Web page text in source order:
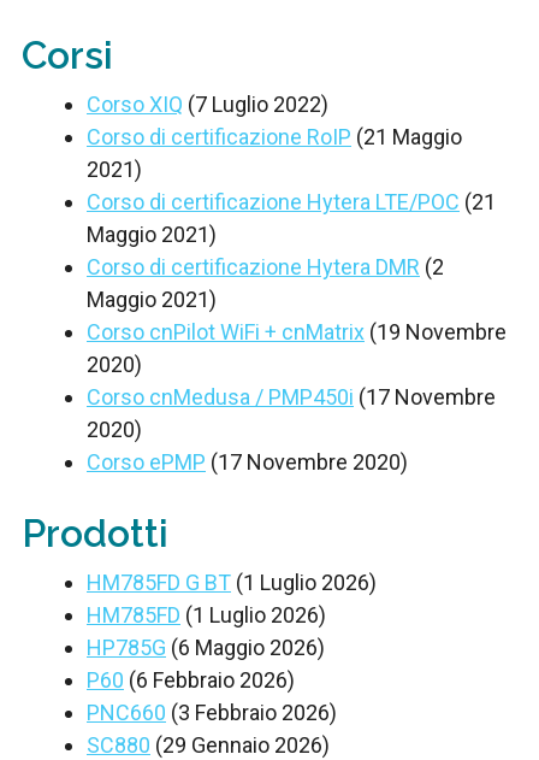
Corsi
Corso XIQ (7 Luglio 2022)
Corso di certificazione RoIP (21 Maggio
2021)
Corso di certificazione Hytera LTE/POC (21
Maggio 2021)
Corso di certificazione Hytera DMR (2
Maggio 2021)
Corso cnPilot WiFi + cnMatrix (19 Novembre
2020)
Corso cnMedusa / PMP450i (17 Novembre
2020)
Corso ePMP (17 Novembre 2020)
Prodotti
HM785FD G BT (1 Luglio 2026)
HM785FD (1 Luglio 2026)
HP785G (6 Maggio 2026)
P60 (6 Febbraio 2026)
PNC660 (3 Febbraio 2026)
SC880 (29 Gennaio 2026)